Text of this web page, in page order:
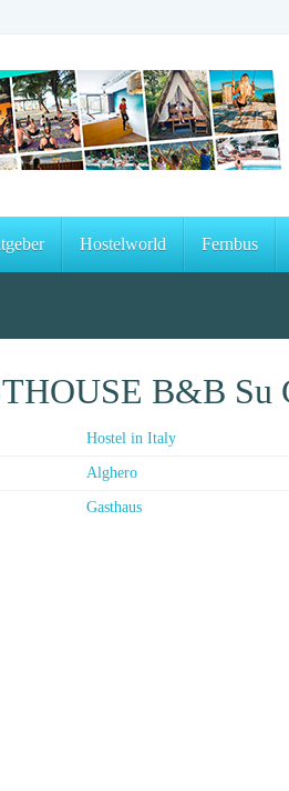
Hostelworld Fernbus
B&B Su
Hostel in Italy
Alghero
Gasthaus